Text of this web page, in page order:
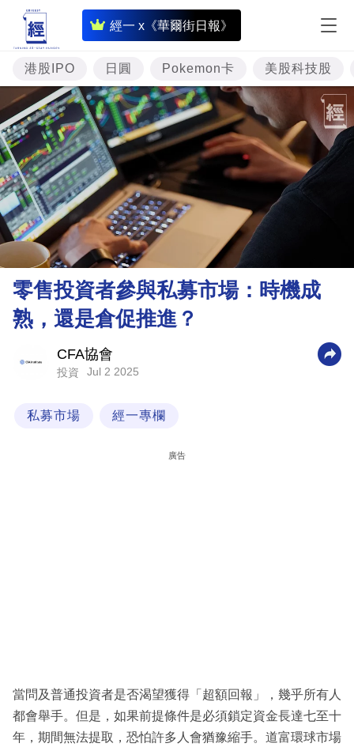
經一 x《華爾街日報》
即
時
財
經
專
題
投
資
樓
市
理
財
商
業
科
區
港股IPO 日圓 Pokemon卡 美股科技股
零售投資者參與私募市場：時機成
熟，還是倉促推進？
CFA協會
投資 Jul 2 2025
私募市場 經一專欄
廣告
當問及普通投資者是否渴望獲得「超額回報」，幾乎所有人
都會舉手。但是，如果前提條件是必須鎖定資金長達七至十
年，期間無法提取，恐怕許多人會猶豫縮手。道富環球市場